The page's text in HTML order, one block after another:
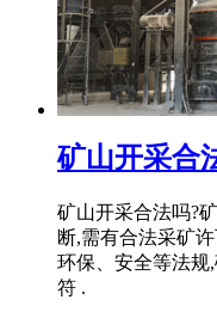
矿山开采合
矿山开采合法吗?
断,需有合法采矿
环保、安全等法规
符 .